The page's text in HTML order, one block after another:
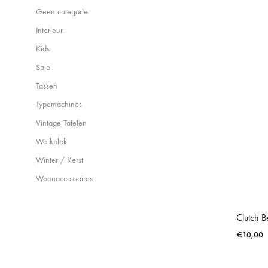
Clutch
€10,00
Geen categorie
Interieur
Kids
Sale
Tassen
Typemachines
Vintage Tafelen
Werkplek
Winter / Kerst
Woonaccessoires